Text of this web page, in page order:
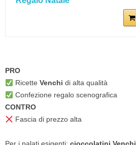
PRO
Ricette Venchi di alta qualità
Confezione regalo scenografica
CONTRO
Fascia di prezzo alta